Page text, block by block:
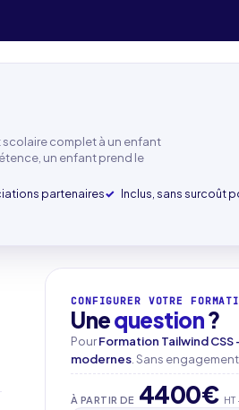
complet à un enfant
un enfant prend le
partenaires
Inclus, sans surcoût
CONFIGURER VOTRE
Unequestion?
PourFormation Tailwind
modernes . Sans
À PARTIR DE 4400€